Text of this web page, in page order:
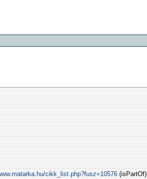
cikk_list.php?fusz=10576(isPartOf)